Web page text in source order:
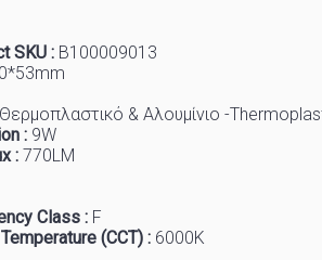
SKU : B100009013
Θερμοπλαστικό & Αλουμίνιο -
: 9W
: 770LM
Class : F
(CCT) : 6000K